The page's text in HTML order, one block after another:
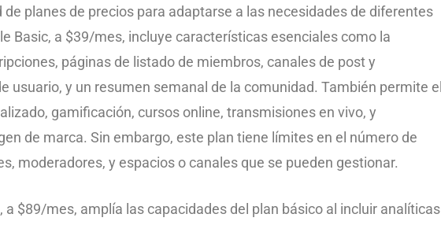
de planes de precios para adaptarse a las necesidades de diferentes
Basic, a $39/mes, incluye características esenciales como la
páginas de listado de miembros, canales de post y
usuario, y un resumen semanal de la comunidad. También permite el
gamificación, cursos online, transmisiones en vivo, y
de marca. Sin embargo, este plan tiene límites en el número de
moderadores, y espacios o canales que se pueden gestionar.
a $89/mes, amplía las capacidades del plan básico al incluir analíticas